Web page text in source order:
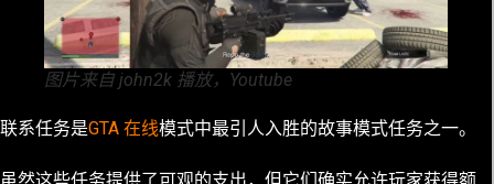
图片来自 john2k 播放，Youtube
联系任务是GTA 在线模式中最引人入胜的故事模式任务之一。